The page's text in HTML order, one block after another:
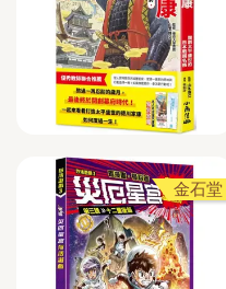
金石堂